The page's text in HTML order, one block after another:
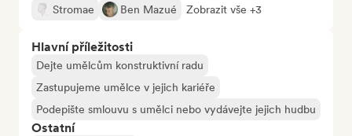
Stromae
Ben Mazué Zobrazit vše +3
Hlavní příležitosti
Dejte umělcům konstruktivní radu
Zastupujeme umělce v jejich kariéře
Podepište smlouvu s umělci nebo vydávejte jejich hudbu
Ostatní